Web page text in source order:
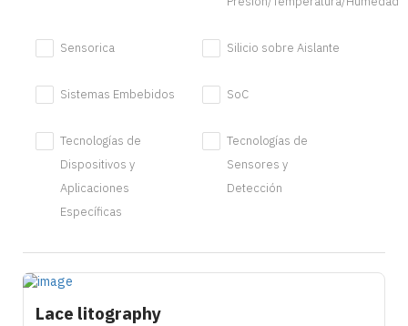
Sensorica Silicio sobre Aislante
Sistemas Embebidos SoC
Tecnologías de
Dispositivos y
Aplicaciones
Específicas
Tecnologías de
Sensores y
Detección
Lace litography